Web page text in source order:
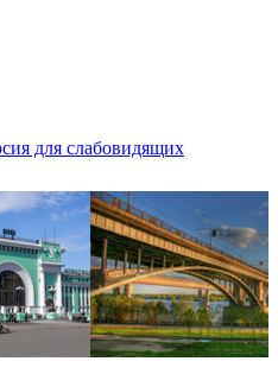
для слабовидящих